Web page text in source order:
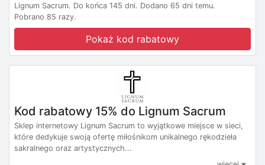
Lignum Sacrum. Do końca 145 dni. Dodano 65 dni temu.
Pobrano 85 razy.
Pokaż kod rabatowy
Kod rabatowy 15% do Lignum Sacrum
Sklep internetowy Lignum Sacrum to wyjątkowe miejsce w sieci,
które dedykuje swoją ofertę miłośnikom unikalnego rękodzieła
sakralnego oraz artystycznych...